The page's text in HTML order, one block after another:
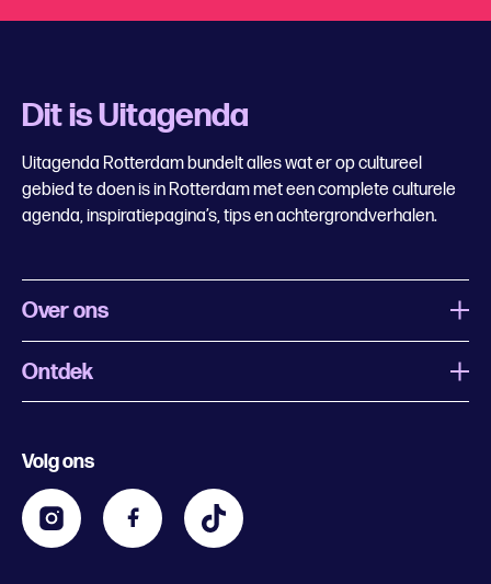
Dit is Uitagenda
Uitagenda Rotterdam bundelt alles wat er op cultureel
gebied te doen is in Rotterdam met een complete culturele
agenda, inspiratiepagina’s, tips en achtergrondverhalen.
Over ons
Wat is Uitagenda Rotterdam
Contact
Zakelijk
Ontdek
Kids
Volg ons